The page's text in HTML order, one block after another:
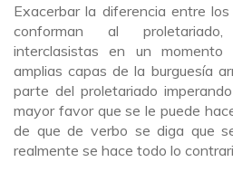
Exacerbar la diferencia entre
conforman al
interclasistas en un momento
amplias capas de la burguesía
parte del proletariado
mayor favor que se le puede
de que de verbo se diga que
realmente se hace todo lo